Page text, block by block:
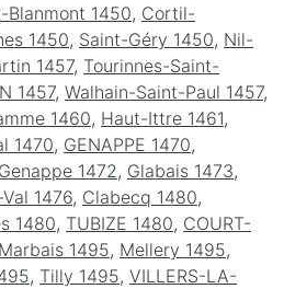
Blanmont 1450, Cortil-
1450, Saint-Géry 1450, Nil-
1457, Tourinnes-Saint-
1457, Walhain-Saint-Paul 1457,
1460, Haut-Ittre 1461,
1470, GENAPPE 1470,
1472 , Glabais 1473,
1476, Clabecq 1480,
1480, TUBIZE 1480, COURT-
Marbais 1495, Mellery 1495,
, Tilly 1495, VILLERS-LA-